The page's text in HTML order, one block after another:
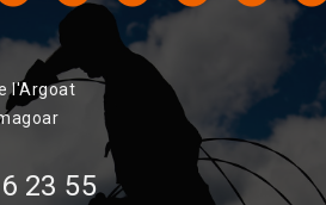
l'Argoat
23 55